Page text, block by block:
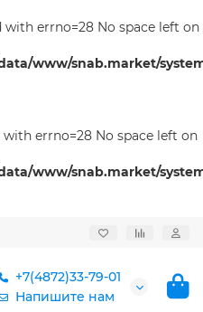
errno=28 No space left on
www/snab.market/
errno=28 No space left on
www/snab.market/
+7(4872)33-79-01
Напишите нам